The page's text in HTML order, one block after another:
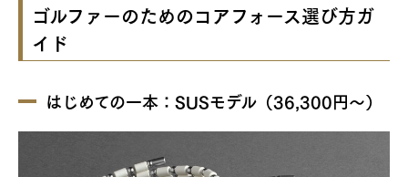
ゴルファーのためのコアフォース選び方ガ
イド
はじめての一本：SUSモデル（36,300円〜）